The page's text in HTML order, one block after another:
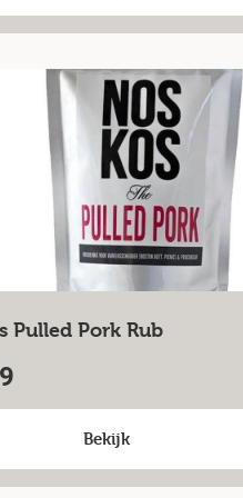
Je smeert het vlees in tijdens de
einde een lekkere bite of een
Pulled Pork Rub
Bekijk